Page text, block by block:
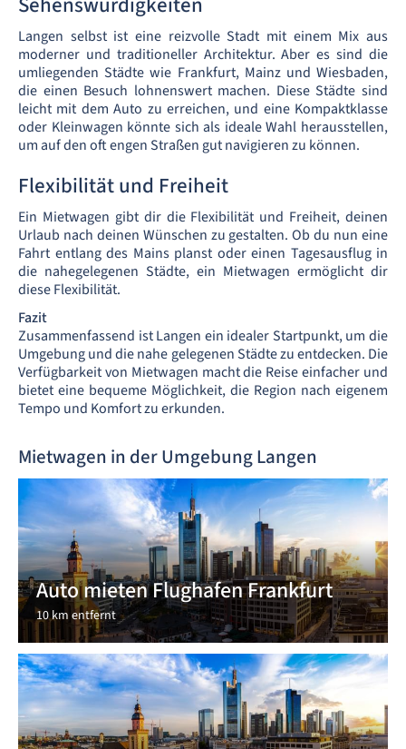
Langen selbst ist eine reizvolle Stadt mit einem Mix aus
moderner und traditioneller Architektur. Aber es sind die
umliegenden Städte wie Frankfurt, Mainz und Wiesbaden,
die einen Besuch lohnenswert machen. Diese Städte sind
leicht mit dem Auto zu erreichen, und eine Kompaktklasse
oder Kleinwagen könnte sich als ideale Wahl herausstellen,
um auf den oft engen Straßen gut navigieren zu können.
Flexibilität und Freiheit
Ein Mietwagen gibt dir die Flexibilität und Freiheit, deinen
Urlaub nach deinen Wünschen zu gestalten. Ob du nun eine
Fahrt entlang des Mains planst oder einen Tagesausflug in
die nahegelegenen Städte, ein Mietwagen ermöglicht dir
diese Flexibilität.
Fazit
Zusammenfassend ist Langen ein idealer Startpunkt, um die
Umgebung und die nahe gelegenen Städte zu entdecken. Die
Verfügbarkeit von Mietwagen macht die Reise einfacher und
bietet eine bequeme Möglichkeit, die Region nach eigenem
Tempo und Komfort zu erkunden.
Mietwagen in der Umgebung Langen
Auto mieten Flughafen Frankfurt
10 km entfernt